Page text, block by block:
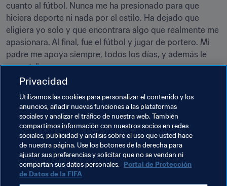
cuanto al fútbol. Nunca me ha presionado para que
hiciera deporte ni nada por el estilo. Ha dejado que
eligiera yo solo y que encontrara algo que realmente me
apasionara. Al final, fue el fútbol y jugar de portero. Mi
padre me apoya siempre, todos los días, y además le
encanta".
Estados Unidos se encuentra en Daejeon para
enfrentarse a Arabia Saudí en su último partido de la fase
de grupos. Como confirma Jonathan, sea cual sea el
destino del equipo a continuación, su padre estará allí.
“Creo que tiene reservados los billetes de vuelta para el
12 de junio”.
Temas relacionados
Privacidad
Utilizamos las cookies para personalizar el contenido y los
anuncios, añadir nuevas funciones a las plataformas
sociales y analizar el tráfico de nuestra web. También
compartimos información con nuestros socios en redes
sociales, publicidad y análisis sobre el uso que usted hace
de nuestra página. Use los botones de la derecha para
ajustar sus preferencias y solicitar que no se vendan ni
compartan sus datos personales. Portal de Protección
de Datos de la FIFA